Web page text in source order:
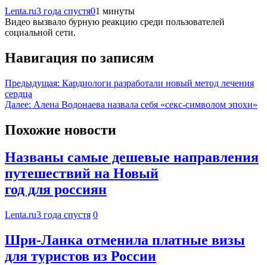
Lenta.ru3 года спустя01 минуты
Видео вызвало бурную реакцию среди пользователей
социальной сети.
Навигация по записям
Предыдущая: Кардиологи разработали новый метод лечения
сердца
Далее: Алена Водонаева назвала себя «секс-символом эпохи»
Похожие новости
Названы самые дешевые направления
путешествий на Новый
год для россиян
Lenta.ru3 года спустя 0
Шри-Ланка отменила платные визы
для туристов из России